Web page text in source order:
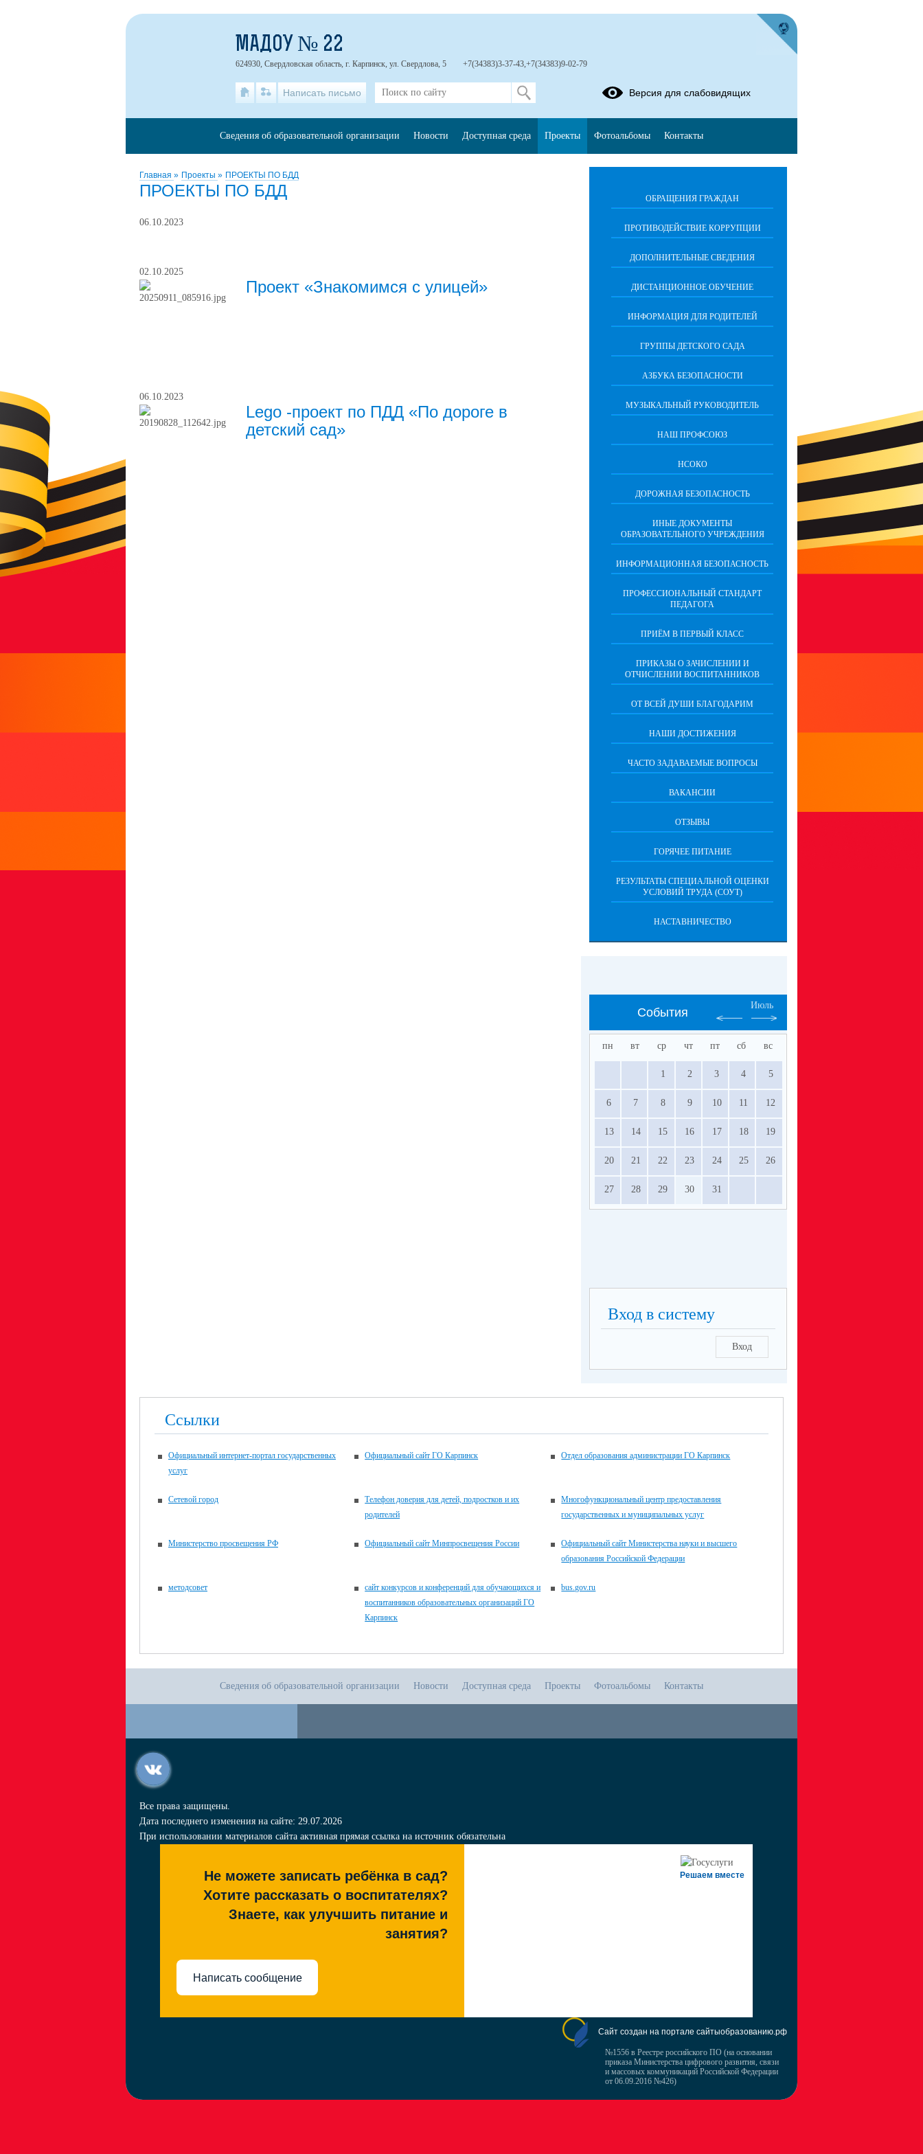
Главная » Проекты » ПРОЕКТЫ ПО БДД
ПРОЕКТЫ ПО БДД
06.10.2023
02.10.2025
Проект «Знакомимся с улицей»
06.10.2023
Lego -проект по ПДД «По дороге в
детский сад»
ОБРАЩЕНИЯ ГРАЖДАН
ПРОТИВОДЕЙСТВИЕ КОРРУПЦИИ
ДОПОЛНИТЕЛЬНЫЕ СВЕДЕНИЯ
ДИСТАНЦИОННОЕ ОБУЧЕНИЕ
ИНФОРМАЦИЯ ДЛЯ РОДИТЕЛЕЙ
ГРУППЫ ДЕТСКОГО САДА
АЗБУКА БЕЗОПАСНОСТИ
МУЗЫКАЛЬНЫЙ РУКОВОДИТЕЛЬ
НАШ ПРОФСОЮЗ
НСОКО
ДОРОЖНАЯ БЕЗОПАСНОСТЬ
ИНЫЕ ДОКУМЕНТЫ
ОБРАЗОВАТЕЛЬНОГО УЧРЕЖДЕНИЯ
ИНФОРМАЦИОННАЯ БЕЗОПАСНОСТЬ
ПРОФЕССИОНАЛЬНЫЙ СТАНДАРТ
ПЕДАГОГА
ПРИЁМ В ПЕРВЫЙ КЛАСС
ПРИКАЗЫ О ЗАЧИСЛЕНИИ И
ОТЧИСЛЕНИИ ВОСПИТАННИКОВ
ОТ ВСЕЙ ДУШИ БЛАГОДАРИМ
НАШИ ДОСТИЖЕНИЯ
ЧАСТО ЗАДАВАЕМЫЕ ВОПРОСЫ
ВАКАНСИИ
ОТЗЫВЫ
ГОРЯЧЕЕ ПИТАНИЕ
РЕЗУЛЬТАТЫ СПЕЦИАЛЬНОЙ ОЦЕНКИ
УСЛОВИЙ ТРУДА (СОУТ)
НАСТАВНИЧЕСТВО
События
Июль
пн вт ср чт пт сб вс
1 2 3 4 5
6 7 8 9 10 11 12
13 14 15 16 17 18 19
20 21 22 23 24 25 26
27 28 29 30 31
Вход в систему
Вход
Ссылки
Официальный интернет-портал государственных
услуг
Официальный сайт ГО Карпинск Отдел образования администрации ГО Карпинск
Сетевой город
Телефон доверия для детей, подростков и их
родителей
Многофункциональный центр предоставления
государственных и муниципальных услуг
Министерство просвещения РФ Официальный сайт Минпросвещения России
Официальный сайт Министерства науки и высшего
образования Российской Федерации
методсовет
сайт конкурсов и конференций для обучающихся и
воспитанников образовательных организаций ГО
Карпинск
bus.gov.ru
МАДОУ № 22
624930, Свердловская область, г. Карпинск, ул. Свердлова, 5 +7(34383)3-37-43,+7(34383)9-02-79
Написать письмо Версия для слабовидящих
Сведения об образовательной организации Новости Доступная среда Проекты Фотоальбомы Контакты
Сведения об образовательной организации Новости Доступная среда Проекты Фотоальбомы Контакты
Все права защищены.
Дата последнего изменения на сайте: 29.07.2026
При использовании материалов сайта активная прямая ссылка на источник обязательна
Решаем вместе
Не можете записать ребёнка в сад?
Хотите рассказать о воспитателях?
Знаете, как улучшить питание и
занятия?
Написать сообщение
Сайт создан на портале сайтыобразованию.рф
№1556 в Реестре российского ПО (на основании
приказа Министерства цифрового развития, связи
и массовых коммуникаций Российской Федерации
от 06.09.2016 №426)